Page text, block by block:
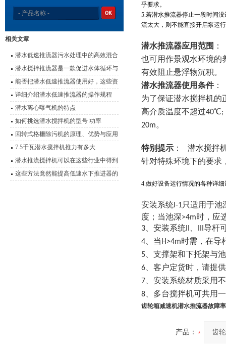
相关文章
潜水低速推流器污水处理中的高效混合
动力
潜水搅拌推流器是一款促进水体循环与
提升环境质量的设备
能否把潜水低速推流器使用好，这些资
料是关键
详细介绍潜水低速推流器的操作规程
潜水离心曝气机的特点
如何挑选潜水搅拌机的型号 功率
回转式格栅除污机的原理、优势与应用
7.5千瓦潜水搅拌机推力有多大
潜水推流搅拌机可以在这些行业中得到
广泛运用
这些方法竟然能提高低速水下推进器的
乎要求。
5.若潜水推流器停止一段时间
流太大，则不能直接开启泵运
潜水推流器应用范围
也可用作景观水环境的
有效阻止悬浮物沉积
潜水推流器使用条件
为了保证潜水搅拌机
高介质温度不超过
20m。
特别提示 ： 潜水搅拌
针对特殊环境下的要求
4.做好设备运行情况的各种详细
安装系统I-1只适用于池
度；当池深>4m时，应
3、安装系统II、III导杆
4、当H>4m时需，在导
5、支撑架和下托架与
6、客户定货时，请提
7、安装系统材质采用
8、多台搅拌机可共用
齿轮箱减速机潜水推流器故障
产品：